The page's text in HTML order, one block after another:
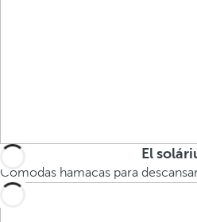
El
Cómodas hamacas para